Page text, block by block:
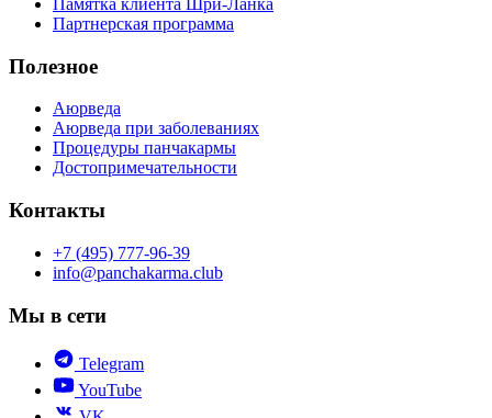
Памятка клиента Шри-Ланка
Партнерская программа
Полезное
Аюрведа
Аюрведа при заболеваниях
Процедуры панчакармы
Достопримечательности
Контакты
+7 (495) 777-96-39
info@panchakarma.club
Мы в сети
Telegram
YouTube